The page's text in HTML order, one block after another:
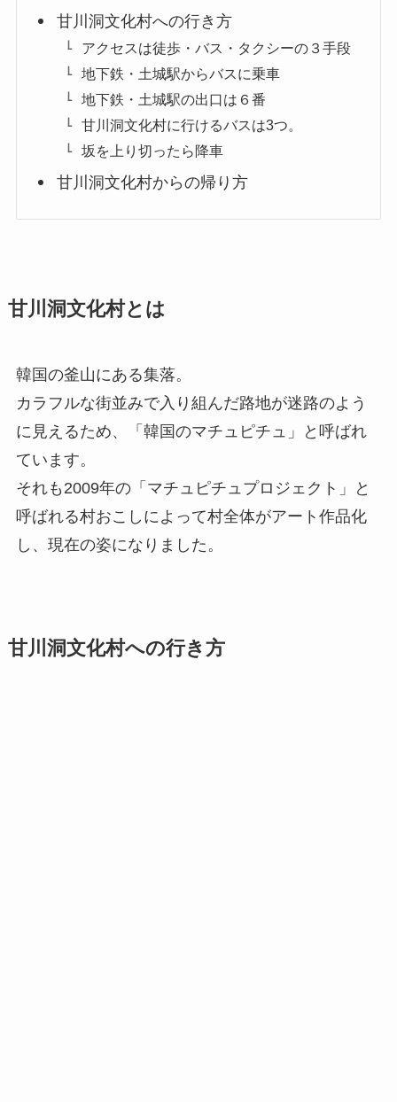
甘川洞文化村への行き方
アクセスは徒歩・バス・タクシーの３手段
地下鉄・土城駅からバスに乗車
地下鉄・土城駅の出口は６番
甘川洞文化村に行けるバスは3つ。
坂を上り切ったら降車
甘川洞文化村からの帰り方
甘川洞文化村とは
韓国の釜山にある集落。
カラフルな街並みで入り組んだ路地が迷路のよう
に見えるため、「韓国のマチュピチュ」と呼ばれ
ています。
それも2009年の「マチュピチュプロジェクト」と
呼ばれる村おこしによって村全体がアート作品化
し、現在の姿になりました。
甘川洞文化村への行き方